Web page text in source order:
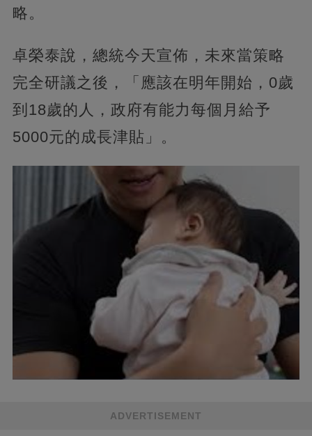
略。
卓榮泰說，總統今天宣佈，未來當策略
完全研議之後，「應該在明年開始，0歲
到18歲的人，政府有能力每個月給予
5000元的成長津貼」。
ADVERTISEMENT